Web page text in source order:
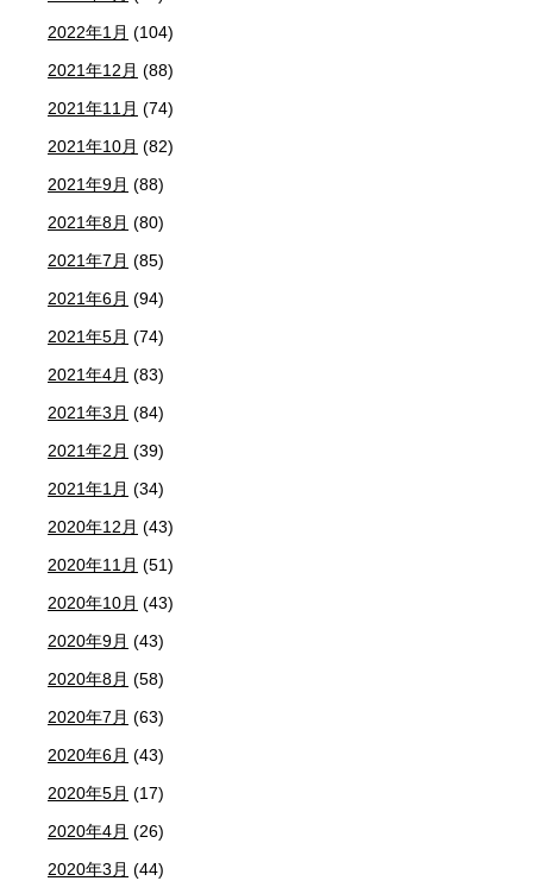
2022年1月 (104)
2021年12月 (88)
2021年11月 (74)
2021年10月 (82)
2021年9月 (88)
2021年8月 (80)
2021年7月 (85)
2021年6月 (94)
2021年5月 (74)
2021年4月 (83)
2021年3月 (84)
2021年2月 (39)
2021年1月 (34)
2020年12月 (43)
2020年11月 (51)
2020年10月 (43)
2020年9月 (43)
2020年8月 (58)
2020年7月 (63)
2020年6月 (43)
2020年5月 (17)
2020年4月 (26)
2020年3月 (44)